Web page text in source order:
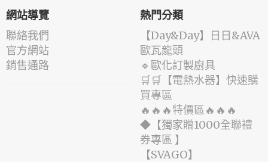
網站導覽
聯絡我們
官方網站
銷售通路
熱門分類
️【Day&Day】️日日&AVA
歐瓦龍頭
🔹歐化訂製廚具
🛒🛒【電熱水器】快速購
買專區
🔥🔥🔥特價區🔥🔥🔥
◆【獨家贈1000全聯禮
券專區 】
️【SVAGO】️